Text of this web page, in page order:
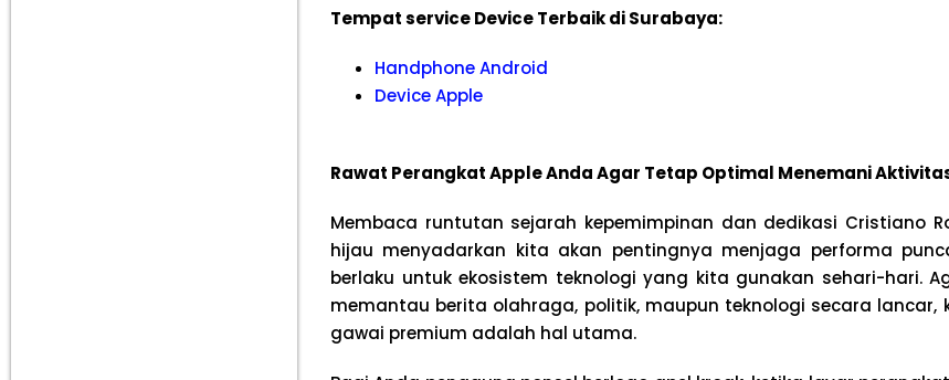
Tempat service Device Terbaik di Surabaya:
Handphone Android
Device Apple
Rawat Perangkat Apple Anda Agar Tetap Optimal Menemani
Membaca runtutan sejarah kepemimpinan dan dedikasi Cristiano
hijau menyadarkan kita akan pentingnya menjaga performa
berlaku untuk ekosistem teknologi yang kita gunakan sehari-hari.
memantau berita olahraga, politik, maupun teknologi secara lancar,
gawai premium adalah hal utama.